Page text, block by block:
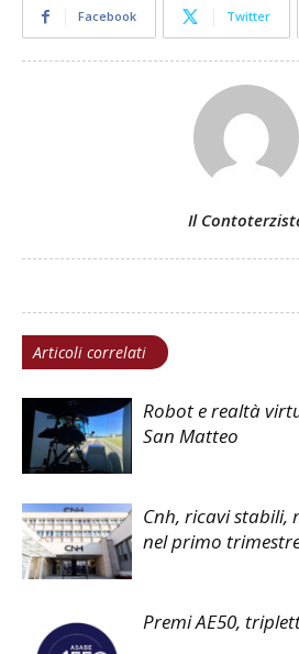
Facebook Twitter
Il
Articoli correlati
Robot e realtà
San Matteo
Cnh, ricavi stabili,
nel primo
Premi AE50,